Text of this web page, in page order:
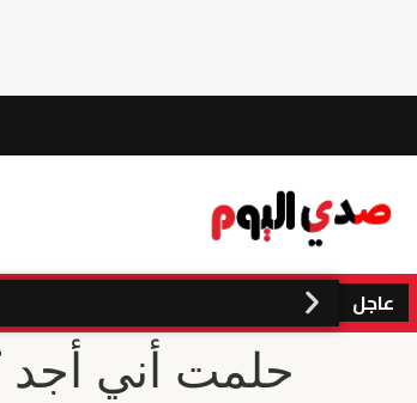
عاجل
حلمت أني